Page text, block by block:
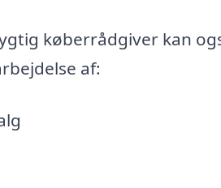
køberrådgiver kan
af: